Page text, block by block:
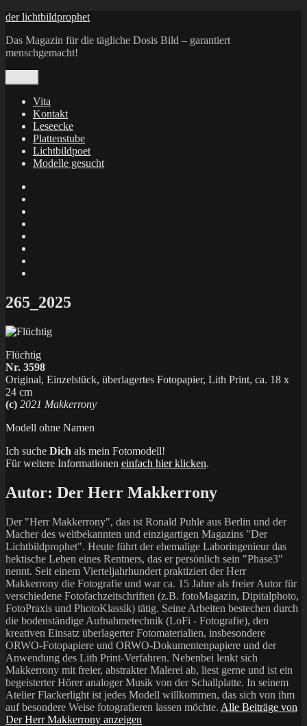
Zum
springen
der lichtbildprophet
Das Magazin für die tägliche Dosis Bild – garantiert
menschgemacht!
Vita
Kontakt
Leseecke
Plattenstube
Lichtbildpoet
Modelle gesucht
X
265_2025
Flüchtig
Nr. 3598
Original, Einzelstück, überlagertes Fotopapier, Lith Print, ca. 18 x
24 cm
(c) 2021 Makkerrony
Modell ohne Namen
Ich suche Dich als mein Fotomodell!
Für weitere Informationen einfach hier klicken.
Autor: Der Herr Makkerrony
Der "Herr Makkerrony", das ist Ronald Puhle aus Berlin und der
Macher des weltbekannten und einzigartigen Magazins "Der
Lichtbildprophet". Heute führt der ehemalige Laboringenieur das
hektische Leben eines Rentners, das er persönlich sein "Phase3"
nennt. Seit einem Vierteljahrhundert praktiziert der Herr
Makkerrony die Fotografie und war ca. 15 Jahre als freier Autor für
verschiedene Fotofachzeitschriften (z.B. fotoMagazin, Dipitalphoto,
FotoPraxis und PhotoKlassik) tätig. Seine Arbeiten bestechen durch
die bodenständige Aufnahmetechnik (LoFi - Fotografie), den
kreativen Einsatz überlagerter Fotomaterialien, insbesondere
ORWO-Fotopapiere und ORWO-Dokumentenpapiere und der
Anwendung des Lith Print-Verfahren. Nebenbei lenkt sich
Makkerrony mit freier, abstrakter Malerei ab, liest gerne und ist ein
begeisterter Hörer analoger Musik von der Schallplatte. In seinem
Atelier Flackerlight ist jedes Modell willkommen, das sich von ihm
auf besondere Weise fotografieren lassen möchte. Alle Beiträge von
Der Herr Makkerrony anzeigen